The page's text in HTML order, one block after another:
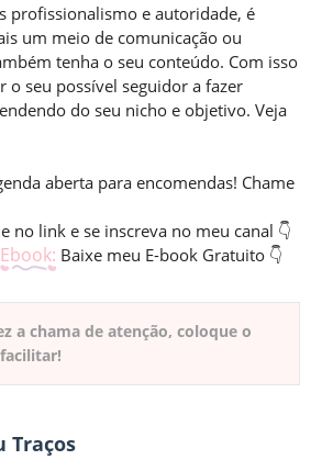
profissionalismo e autoridade, é
um meio de comunicação ou
tenha o seu conteúdo. Com isso
o seu possível seguidor a fazer
do seu nicho e objetivo. Veja
aberta para encomendas! Chame
no link e se inscreva no meu canal 👇
Baixe meu E-book Gratuito 👇
a chama de atenção, coloque o
Traços